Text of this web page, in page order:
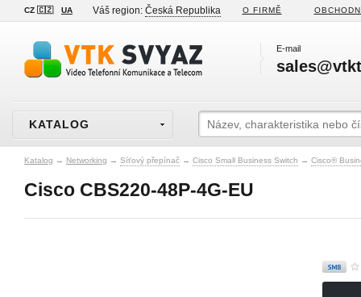
CZ 🇨🇿 UA Váš region: Česká Republika O FIRMĚ
E-mail
KATALOG
Katalog → Networking → Síťový přepínač → Cisco Small Business Switch → Cisco®
Cisco CBS220-48P-4G-EU